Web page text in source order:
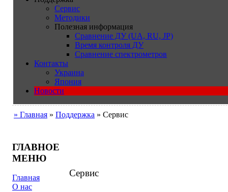
Сервис
Методики
Полезная информация
Сравнение ДУ (UA, RU, JP)
Время контроля ДУ
Сравнение спектрометров
Контакты
Украина
Япония
Новости
» Главная » Поддержка » Сервис
ГЛАВНОЕ
МЕНЮ
Главная
О нас
Сервис